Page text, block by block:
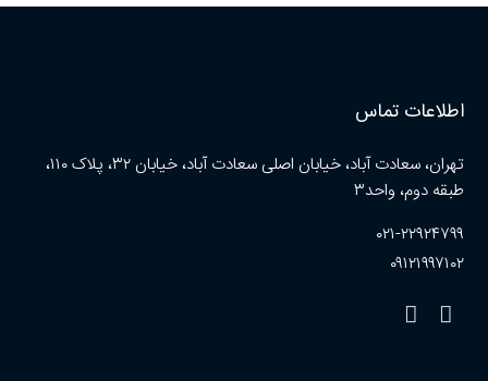
اطلاعات تماس
تهران، سعادت آباد، خیابان اصلی سعادت آباد، خیابان ۳۲، پلاک ۱۱۰،
طبقه دوم، واحد۳
۰۲۱-۲۲۹۲۴۷۹۹
۰۹۱۲۱۹۹۷۱۰۲